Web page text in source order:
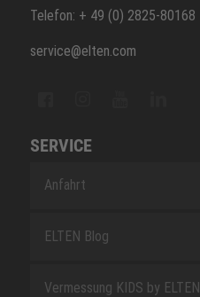
Telefon: + 49 (0) 2825-80168
service@elten.com
SERVICE
Anfahrt
ELTEN Blog
Vermessung KIDS by ELTEN